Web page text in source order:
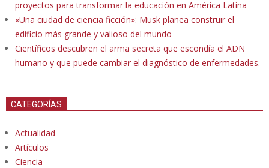
proyectos para transformar la educación en América Latina
«Una ciudad de ciencia ficción»: Musk planea construir el
edificio más grande y valioso del mundo
Científicos descubren el arma secreta que escondía el ADN
humano y que puede cambiar el diagnóstico de enfermedades.
CATEGORÍAS
Actualidad
Artículos
Ciencia